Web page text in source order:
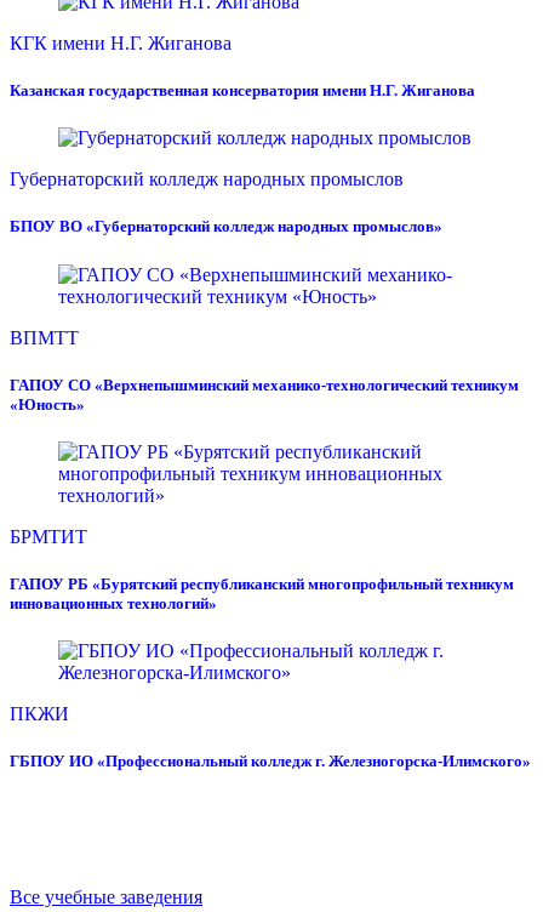
КГК имени Н.Г. Жиганова
Казанская государственная консерватория имени Н.Г. Жиганова
Губернаторский колледж народных промыслов
БПОУ ВО «Губернаторский колледж народных промыслов»
ВПМТТ
ГАПОУ СО «Верхнепышминский механико-технологический техникум
«Юность»
БРМТИТ
ГАПОУ РБ «Бурятский республиканский многопрофильный техникум
инновационных технологий»
ПКЖИ
ГБПОУ ИО «Профессиональный колледж г. Железногорска-Илимского»
Все учебные заведения